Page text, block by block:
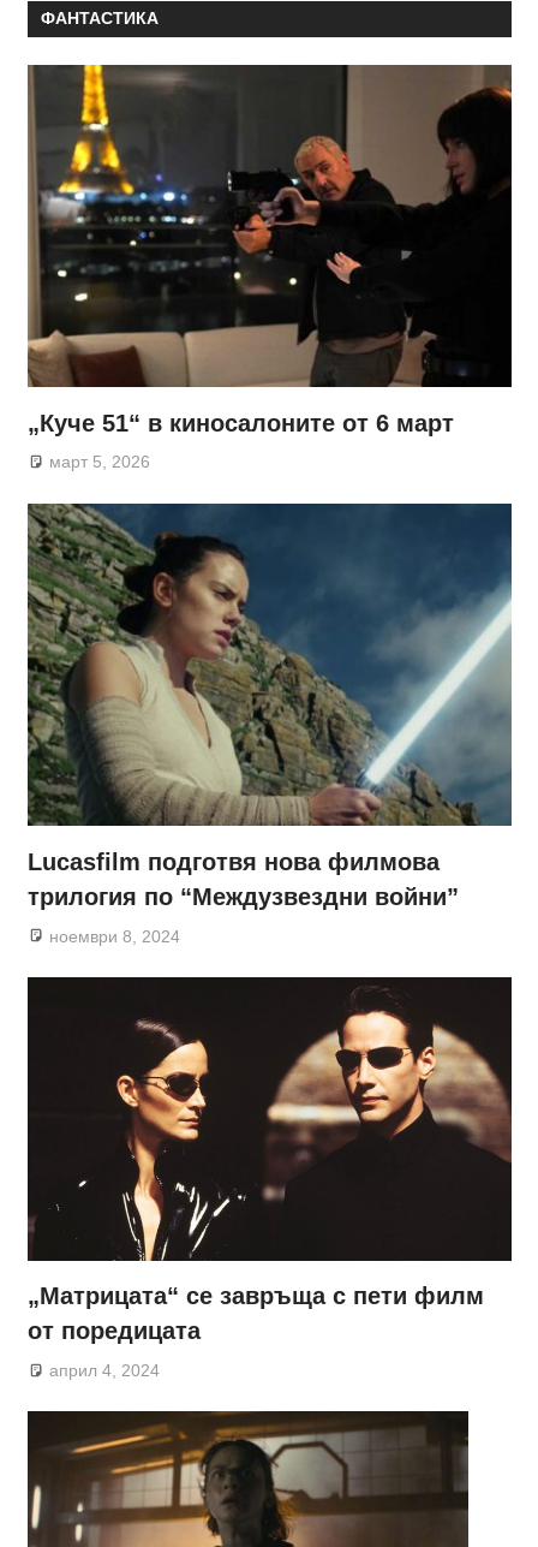
ФАНТАСТИКА
„Куче 51“ в киносалоните от 6 март
март 5, 2026
Lucasfilm подготвя нова филмова
трилогия по “Междузвездни войни”
ноември 8, 2024
„Матрицата“ се завръща с пети филм
от поредицата
април 4, 2024